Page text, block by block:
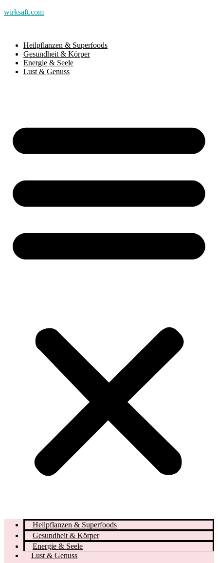
wirksaft.com
Heilpflanzen & Superfoods
Gesundheit & Körper
Energie & Seele
Lust & Genuss
Heilpflanzen & Superfoods
Gesundheit & Körper
Energie & Seele
Lust & Genuss